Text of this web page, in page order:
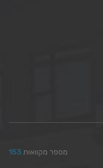
153 מספר מקוואות